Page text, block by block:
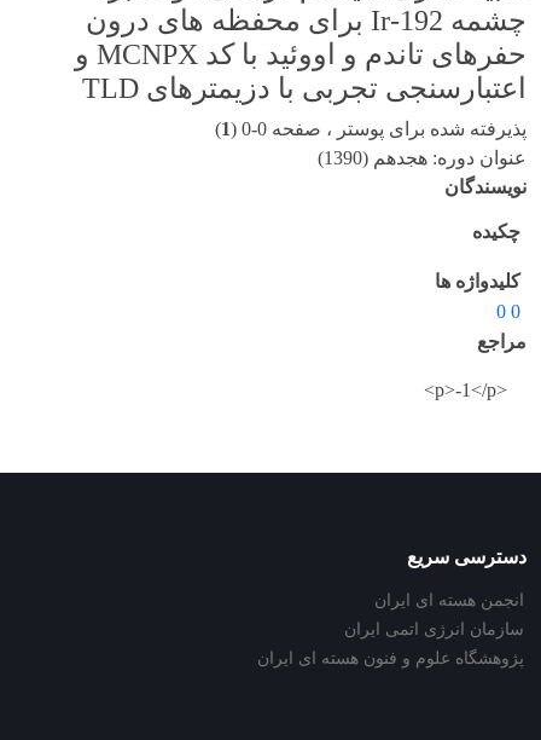
چشمه 192-Ir برای محفظه های درون
حفرهای تاندم و اووئید با کد MCNPX و
اعتبارسنجی تجربی با دزیمترهای TLD
پذیرفته شده برای پوستر ، صفحه 0-0 ( 1
)
عنوان دوره: هجدهم (1390)
نویسندگان
چکیده
کلیدواژه ها
0 0
مراجع
<p>-1</p>
دسترسی سریع
انجمن هسته ای ایران
سازمان انرژی اتمی ایران
پژوهشگاه علوم و فنون هسته ای ایران